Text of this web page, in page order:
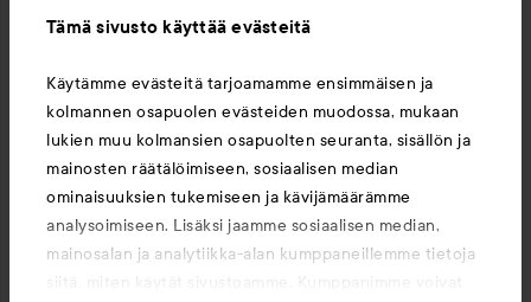
Tämä sivusto käyttää evästeitä
Käytämme evästeitä tarjoamamme ensimmäisen ja
kolmannen osapuolen evästeiden muodossa, mukaan
lukien muu kolmansien osapuolten seuranta, sisällön ja
mainosten räätälöimiseen, sosiaalisen median
ominaisuuksien tukemiseen ja kävijämäärämme
analysoimiseen. Lisäksi jaamme sosiaalisen median,
mainosalan ja analytiikka-alan kumppaneillemme tietoja
Ilmoitathan, jos haluat vinkkejä samankaltaisista
pigmenttiä – autamme mielellämme 🌸
Ihanaa päivänjatkoa!
1 tykkää